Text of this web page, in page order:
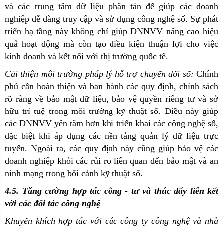
và các trung tâm dữ liệu phân tán để giúp các doanh
nghiệp dễ dàng truy cập và sử dụng công nghệ số. Sự phát
triển hạ tầng này không chỉ giúp DNNVV nâng cao hiệu
quả hoạt động mà còn tạo điều kiện thuận lợi cho việc
kinh doanh và kết nối với thị trường quốc tế.
Cải thiện môi trường pháp lý hỗ trợ chuyển đổi số: Chính
phủ cần hoàn thiện và ban hành các quy định, chính sách
rõ ràng về bảo mật dữ liệu, bảo vệ quyền riêng tư và sở
hữu trí tuệ trong môi trường kỹ thuật số. Điều này giúp
các DNNVV yên tâm hơn khi triển khai các công nghệ số,
đặc biệt khi áp dụng các nền tảng quản lý dữ liệu trực
tuyến. Ngoài ra, các quy định này cũng giúp bảo vệ các
doanh nghiệp khỏi các rủi ro liên quan đến bảo mật và an
ninh mạng trong bối cảnh kỹ thuật số.
4.5. Tăng cường hợp tác công - tư và thúc đẩy liên kết
với các đối tác công nghệ
Khuyến khích hợp tác với các công ty công nghệ và nhà